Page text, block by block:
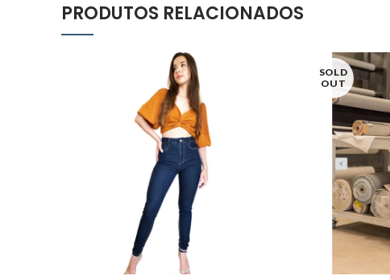
PRODUTOS RELACIONADOS
SOLD
OUT